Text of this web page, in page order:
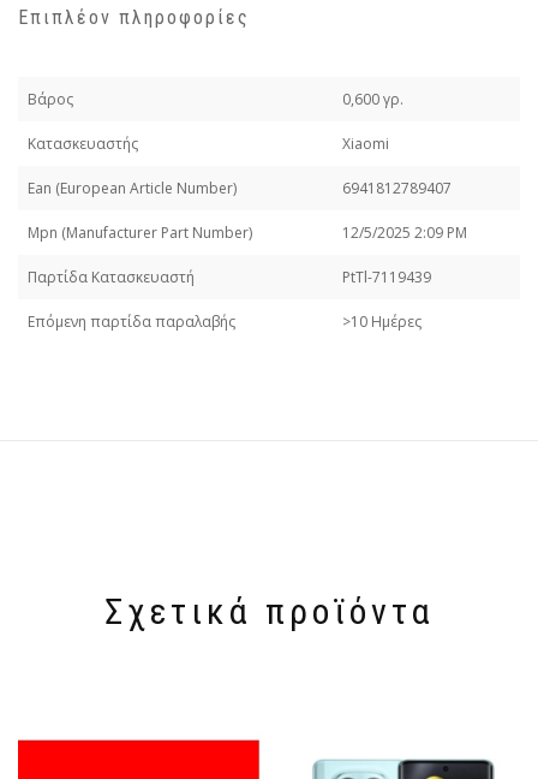
Επιπλέον πληροφορίες
Βάρος 0,600 γρ.
Κατασκευαστής Xiaomi
Εan (European Article Number) 6941812789407
Mpn (Manufacturer Part Number) 12/5/2025 2:09 PM
Παρτίδα Κατασκευαστή PtTl-7119439
Επόμενη παρτίδα παραλαβής >10 Ημέρες
Σχετικά προϊόντα